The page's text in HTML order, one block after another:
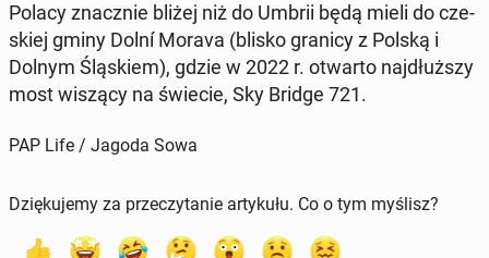
Polacy znacz­nie bliżej niż do Umbrii będą mieli do cze­
skiej gminy Dolní Morava (blisko granicy z Polską i
Dolnym Ślą­skiem), gdzie w 2022 r. otwarto naj­dłuż­szy
most wiszący na świecie, Sky Bridge 721.
PAP Life / Jagoda Sowa
Dziękujemy za przeczytanie artykułu. Co o tym myślisz?